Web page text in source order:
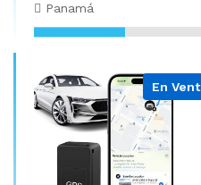
Panamá
En